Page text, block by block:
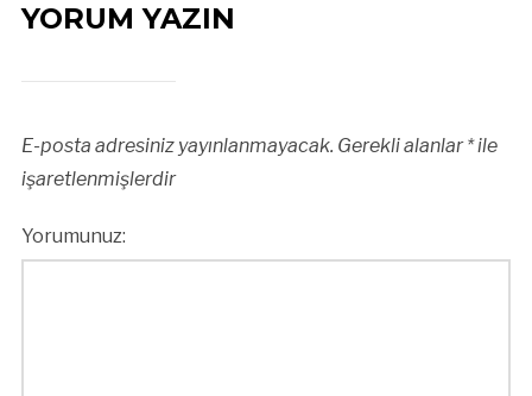
YORUM YAZIN
E-posta adresiniz yayınlanmayacak. Gerekli alanlar*ile
işaretlenmişlerdir
Yorumunuz: